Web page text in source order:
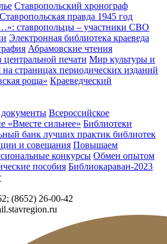
Ставропольский хронограф
Ставропольская правда 1945 год
ставропольцы – участники СВО
Электронная библиотека краеведа
Абрамовские чтения
печати Мир культуры и
на страницах периодических изданий
роща» Краеведческий
Всероссийское
«Вместе сильнее» Библиотеки
банк лучших практик библиотек
и совещания Повышаем
конкурсы Обмен опытом
пособия Библиокараван-2023
(8652) 26-00-42